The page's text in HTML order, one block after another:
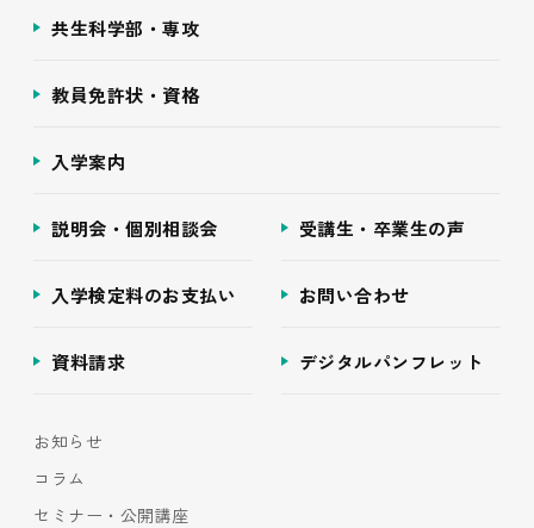
共生科学部・専攻
教員免許状・資格
入学案内
説明会・個別相談会 受講生・卒業生の声
入学検定料のお支払い お問い合わせ
資料請求 デジタルパンフレット
お知らせ
コラム
セミナー・公開講座